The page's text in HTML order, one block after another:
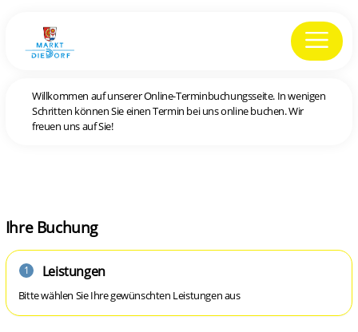
Willkommen auf unserer Online-Terminbuchungsseite. In wenigen
Schritten können Sie einen Termin bei uns online buchen. Wir
freuen uns auf Sie!
Ihre Buchung
1 Leistungen
Bitte wählen Sie Ihre gewünschten Leistungen aus